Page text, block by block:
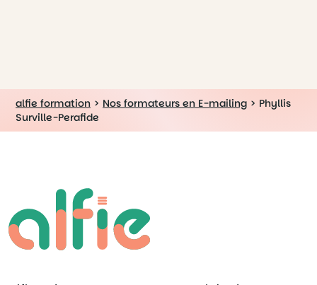
alfie formation > Nos formateurs en E-mailing > Phyllis
Surville-Perafide